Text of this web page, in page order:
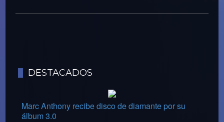
DESTACADOS
Marc Anthony recibe disco de diamante por su
álbum 3.0